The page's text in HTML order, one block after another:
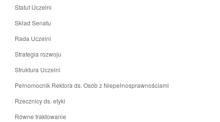
Statut Uczelni
Skład Senatu
Rada Uczelni
Strategia rozwoju
Struktura Uczelni
Pełnomocnik Rektora ds. Osób z Niepełnosprawnościami
Rzecznicy ds. etyki
Równe traktowanie